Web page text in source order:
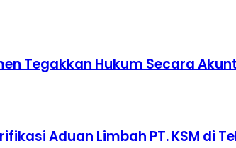
Tegakkan Hukum Secara
Aduan Limbah PT. KSM di